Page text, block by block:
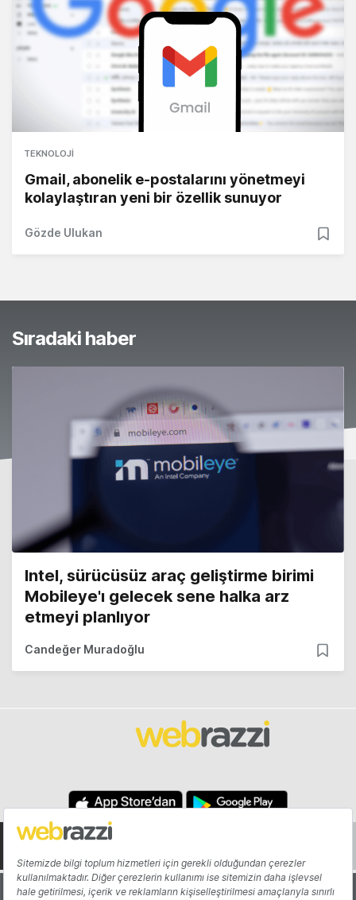
TEKNOLOJI
Gmail, abonelik e-postalarını yönetmeyi
kolaylaştıran yeni bir özellik sunuyor
Gözde Ulukan
Sıradaki haber
Intel, sürücüsüz araç geliştirme birimi
Mobileye'ı gelecek sene halka arz
etmeyi planlıyor
Candeğer Muradoğlu
Hakkında Yazarlar